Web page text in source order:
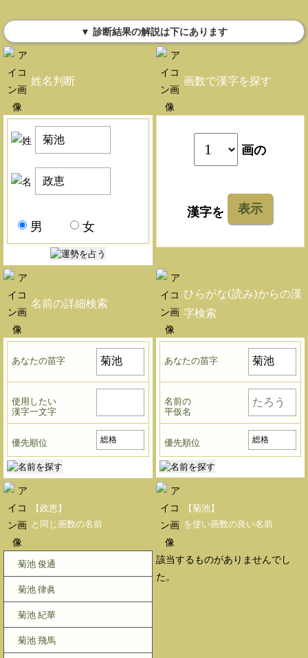
▼ 診断結果の解説は下にあります
姓名判断
男 女
画数で漢字を探す
画の
漢字を 表示
名前の詳細検索
あなたの苗字
使用したい
漢字一文字
優先順位
ひらがな(読み)からの漢
字検索
あなたの苗字
名前の
平仮名
優先順位
【政恵】
と同じ画数の名前
菊池 俊通
菊池 律眞
菊池 紀華
菊池 飛馬
【菊池】
を使い画数の良い名前
該当するものがありませんでし
た。